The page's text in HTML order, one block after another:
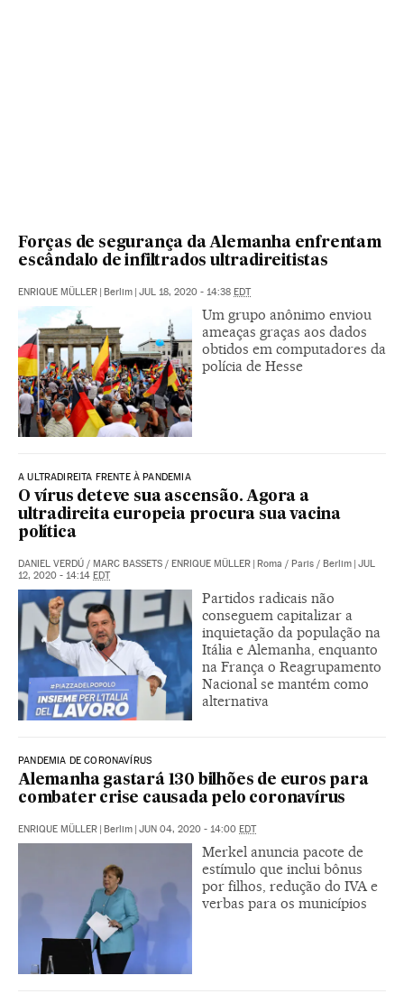
Forças de segurança da Alemanha enfrentam
escândalo de infiltrados ultradireitistas
ENRIQUE MÜLLER | Berlim | JUL 18, 2020 - 14:38 EDT
Um grupo anônimo enviou
ameaças graças aos dados
obtidos em computadores da
polícia de Hesse
A ULTRADIREITA FRENTE À PANDEMIA
O vírus deteve sua ascensão. Agora a
ultradireita europeia procura sua vacina
política
DANIEL VERDÚ / MARC BASSETS / ENRIQUE MÜLLER | Roma / Paris / Berlim | JUL
12, 2020 - 14:14 EDT
Partidos radicais não
conseguem capitalizar a
inquietação da população na
Itália e Alemanha, enquanto
na França o Reagrupamento
Nacional se mantém como
alternativa
PANDEMIA DE CORONAVÍRUS
Alemanha gastará 130 bilhões de euros para
combater crise causada pelo coronavírus
ENRIQUE MÜLLER | Berlim | JUN 04, 2020 - 14:00 EDT
Merkel anuncia pacote de
estímulo que inclui bônus
por filhos, redução do IVA e
verbas para os municípios